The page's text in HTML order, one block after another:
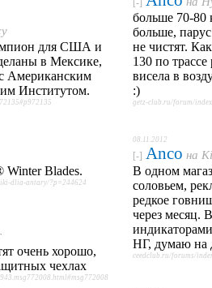
для США и
в Мексике,
Американским
Институтом.
Blades.
dlia-antary/?p=244624
очень хорошо,
чехлах
[-]
больше 70-80
больше,
не чистят.
130 по трассе
висела в
:)
getz-club.ru/forum/
08.11.2012
[-] Anco на
В одном
соловьем,
редкое
через месяц.
НГ, думаю на
ceedclub.ru/forums/